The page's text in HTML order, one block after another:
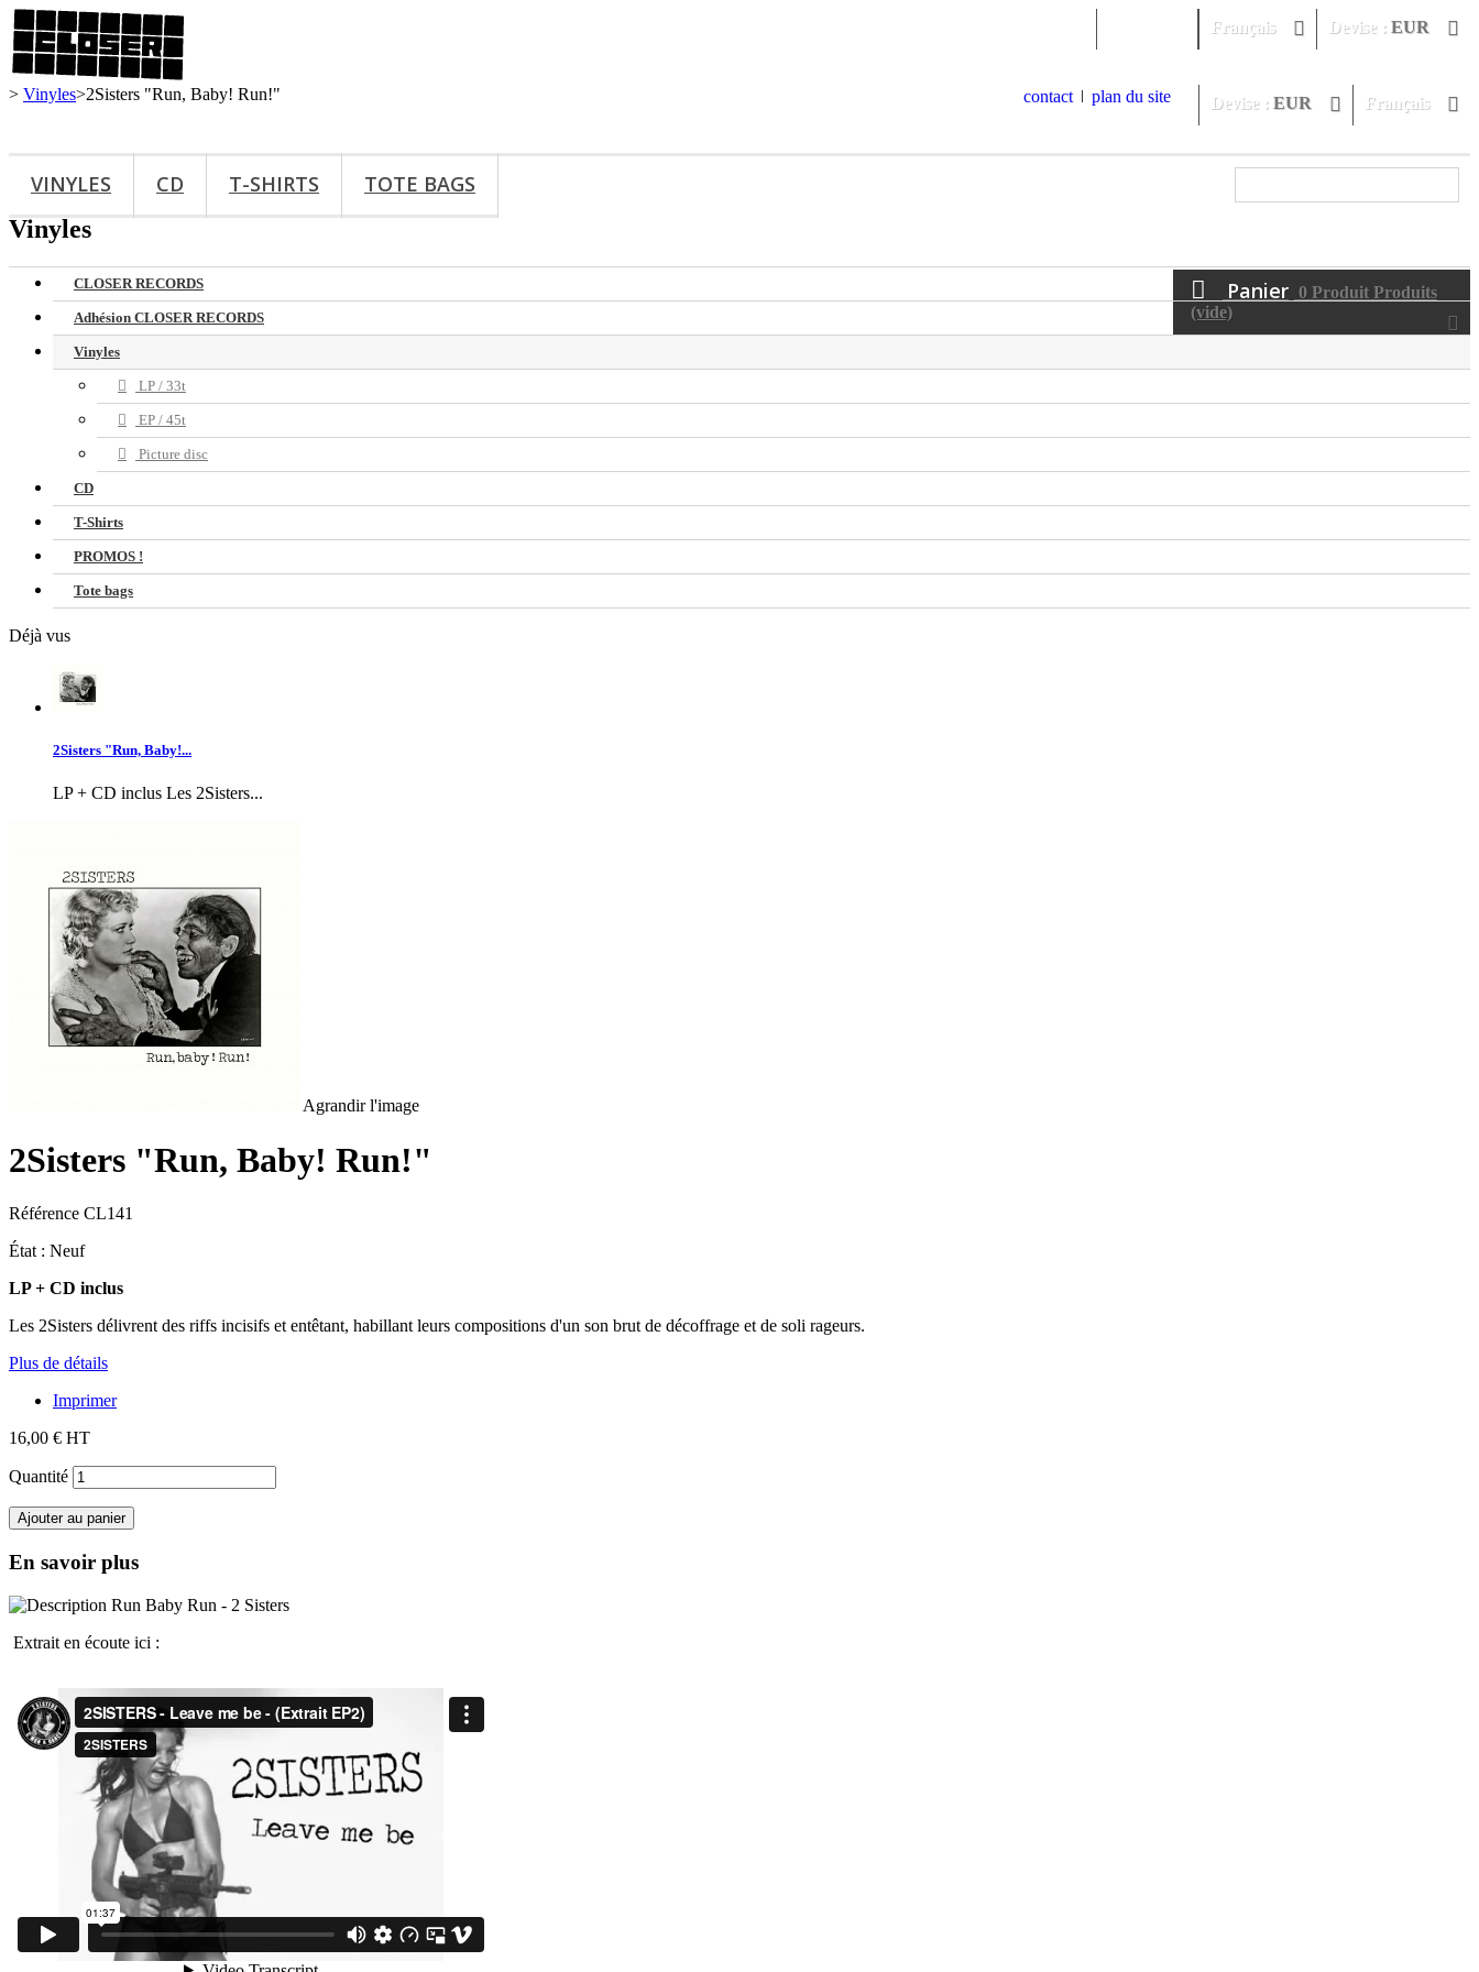
Devise : EUR
Français
Français
Devise : EUR
contact plan du site
VINYLES CD T-SHIRTS TOTE BAGS
Panier 0 Produit Produits
(vide)
> Vinyles>2Sisters "Run, Baby! Run!"
Vinyles
CLOSER RECORDS
Adhésion CLOSER RECORDS
Vinyles
LP / 33t
EP / 45t
Picture disc
CD
T-Shirts
PROMOS !
Tote bags
Déjà vus
2Sisters "Run, Baby!...
LP + CD inclus Les 2Sisters...
Agrandir l'image
2Sisters "Run, Baby! Run!"
Référence CL141
État : Neuf
LP + CD inclus
Les 2Sisters délivrent des riffs incisifs et entêtant, habillant leurs compositions d'un son brut de décoffrage et de soli rageurs.
Plus de détails
Imprimer
16,00 € HT
Quantité
Ajouter au panier
En savoir plus
Extrait en écoute ici :